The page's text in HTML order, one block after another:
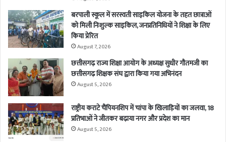
बरपाली स्कूल में सरस्वती साइकिल योजना के तहत छात्राओं
को मिली निःशुल्क साइकिल, जनप्रतिनिधियों ने शिक्षा के लिए
किया प्रेरित
August 7, 2026
छत्तीसगढ़ राज्य शिक्षा आयोग के अध्यक्ष सुधीर गौतमजी का
छत्तीसगढ़ शिक्षक संघ द्वारा किया गया अभिनंदन
August 5, 2026
राष्ट्रीय कराटे चैंपियनशिप में चांपा के खिलाड़ियों का जलवा, 18
प्रतिभाओं ने जीतकर बढ़ाया नगर और प्रदेश का मान
August 5, 2026